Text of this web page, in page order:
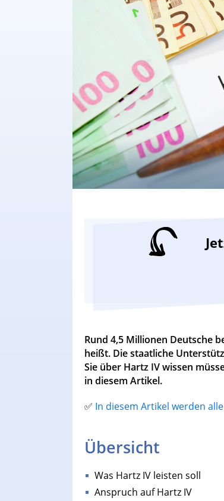
Rund 4,5 Millionen Deutsche
heißt. Die staatliche
Sie über Hartz IV wissen
in diesem Artikel.
✅ In diesem Artikel werden
Übersicht
Was Hartz IV leisten soll
Anspruch auf Hartz IV